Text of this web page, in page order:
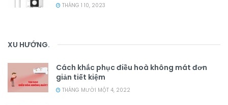
THÁNG 1 10, 2023
XU HƯỚNG.
Cách khắc phục điều hoà không mát đơn
giản tiết kiệm
THÁNG MƯỜI MỘT 4, 2022